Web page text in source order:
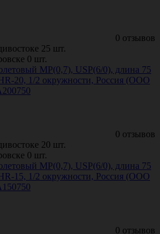
0 отзывов
25 шт.
0 шт.
МР(0,7), USP(6/0), длина 75
20, 1/2 окружности, Россия (ООО
0 отзывов
20 шт.
0 шт.
МР(0,7), USP(6/0), длина 75
15, 1/2 окружности, Россия (ООО
0 отзывов